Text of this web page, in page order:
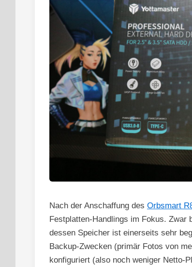
Nach der Anschaffung des Orbsmart
Festplatten-Handlings im Fokus.
dessen Speicher ist einerseits sehr
Backup-Zwecken (primär Fotos von
konfiguriert (also noch weniger Netto-